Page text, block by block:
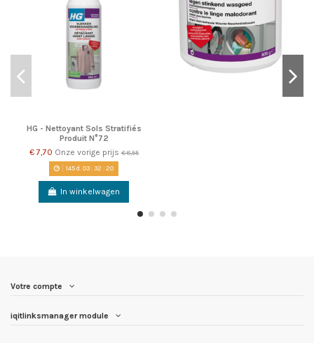
HG - Nettoyant Sols Stratifiés
Produit N°72
€ 7,70 Onze vorige prijs€ 8,55
145d. 03:32 :19
In winkelwagen
Votre compte
iqitlinksmanager module